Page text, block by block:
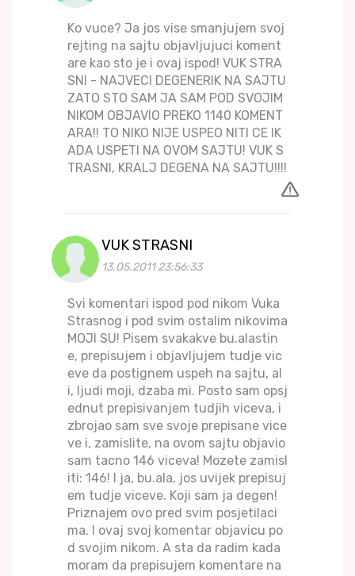
Ko vuce? Ja jos vise smanjujem svoj
rejting na sajtu objavljujuci koment
are kao sto je i ovaj ispod! VUK STRA
SNI - NAJVECI DEGENERIK NA SAJTU
ZATO STO SAM JA SAM POD SVOJIM
NIKOM OBJAVIO PREKO 1140 KOMENT
ARA!! TO NIKO NIJE USPEO NITI CE IK
ADA USPETI NA OVOM SAJTU! VUK S
TRASNI, KRALJ DEGENA NA SAJTU!!!!
VUK STRASNI
13.05.2011 23:56:33
Svi komentari ispod pod nikom Vuka
Strasnog i pod svim ostalim nikovima
MOJI SU! Pisem svakakve bu.alastin
e, prepisujem i objavljujem tudje vic
eve da postignem uspeh na sajtu, al
i, ljudi moji, dzaba mi. Posto sam opsj
ednut prepisivanjem tudjih viceva, i
zbrojao sam sve svoje prepisane vice
ve i, zamislite, na ovom sajtu objavio
sam tacno 146 viceva! Mozete zamisl
iti: 146! I ja, bu.ala, jos uvijek prepisuj
em tudje viceve. Koji sam ja degen!
Priznajem ovo pred svim posjetilaci
ma. I ovaj svoj komentar objavicu po
d svojim nikom. A sta da radim kada
moram da prepisujem komentare na